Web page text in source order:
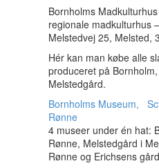
Bornholms
regionale madkulturhus
Melstedvej 25, Melsted,
Hér kan man købe alle
produceret på
Melstedgård.
Bornholms Museum,
Rønne
4 museer under én hat:
Rønne, Melstedgård i
Rønne og Erichsens